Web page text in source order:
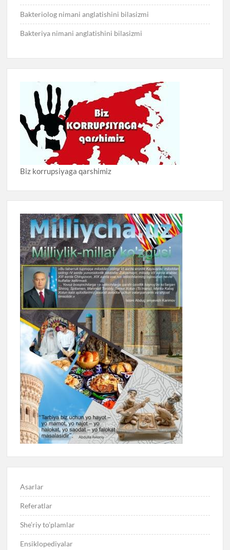
Bakteriolog nimani anglatishini bilasizmi
Bakteriya nimani anglatishini bilasizmi
Biz korrupsiyaga qarshimiz
Asarlar
Referatlar
She’riy to’plamlar
Ensiklopediyalar